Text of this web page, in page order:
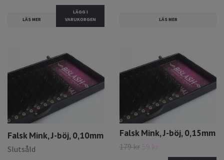
LÄS MER
LÄGG I
VARUKORGEN
LÄS MER
Falsk Mink, J-böj, 0,10mm
Slutsåld
Falsk Mink, J-böj, 0,15mm
179 kr 59 kr